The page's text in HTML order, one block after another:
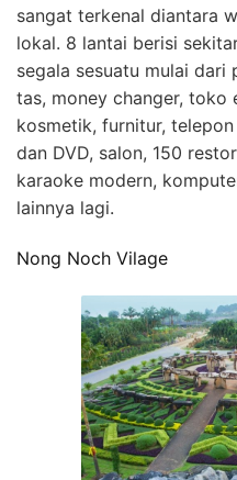
sangat terkenal diantara
lokal. 8 lantai berisi
segala sesuatu mulai dari
tas, money changer, toko
kosmetik, furnitur,
dan DVD, salon, 150
karaoke modern,
lainnya lagi.
Nong Noch Vilage